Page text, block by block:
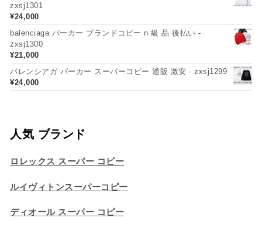
zxsj1301
¥24,000
balenciaga パーカー ブランドコピー n 級 品 後払い -
zxsj1300
¥21,000
バレンシアガ パーカー スーパーコピー 通販 激安 - zxsj1299
¥24,000
人気 ブランド
ロレックス スーパー コピー
ルイヴィトンスーパーコピー
ディオール スーパー コピー